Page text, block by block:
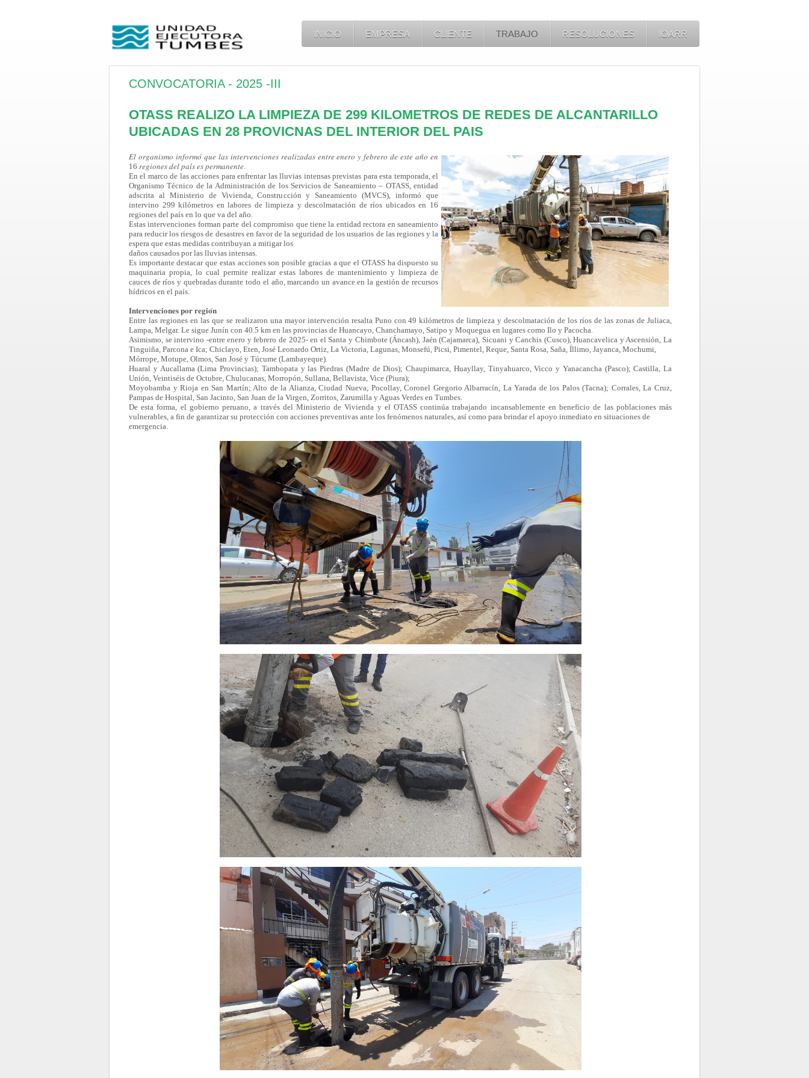
INICIO EMPRESA CLIENTE TRABAJO RESOLUCIONES IOARR
CONVOCATORIA - 2025 -III
OTASS REALIZO LA LIMPIEZA DE 299 KILOMETROS DE REDES DE ALCANTARILLO
UBICADAS EN 28 PROVICNAS DEL INTERIOR DEL PAIS
𝐸𝑙 𝑜𝑟𝑔𝑎𝑛𝑖𝑠𝑚𝑜 𝑖𝑛𝑓𝑜𝑟𝑚𝑜́ 𝑞𝑢𝑒 𝑙𝑎𝑠 𝑖𝑛𝑡𝑒𝑟𝑣𝑒𝑛𝑐𝑖𝑜𝑛𝑒𝑠 𝑟𝑒𝑎𝑙𝑖𝑧𝑎𝑑𝑎𝑠 𝑒𝑛𝑡𝑟𝑒 𝑒𝑛𝑒𝑟𝑜 𝑦 𝑓𝑒𝑏𝑟𝑒𝑟𝑜 𝑑𝑒 𝑒𝑠𝑡𝑒 𝑎𝑛̃𝑜 𝑒𝑛
16 𝑟𝑒𝑔𝑖𝑜𝑛𝑒𝑠 𝑑𝑒𝑙 𝑝𝑎𝑖́𝑠 𝑒𝑠 𝑝𝑒𝑟𝑚𝑎𝑛𝑒𝑛𝑡𝑒.
En el marco de las acciones para enfrentar las lluvias intensas previstas para esta temporada, el
Organismo Técnico de la Administración de los Servicios de Saneamiento – OTASS, entidad
adscrita al Ministerio de Vivienda, Construcción y Saneamiento (MVCS), informó que
intervino 299 kilómetros en labores de limpieza y descolmatación de ríos ubicados en 16
regiones del país en lo que va del año.
Estas intervenciones forman parte del compromiso que tiene la entidad rectora en saneamiento
para reducir los riesgos de desastres en favor de la seguridad de los usuarios de las regiones y la
espera que estas medidas contribuyan a mitigar los
daños causados por las lluvias intensas.
Es importante destacar que estas acciones son posible gracias a que el OTASS ha dispuesto su
maquinaria propia, lo cual permite realizar estas labores de mantenimiento y limpieza de
cauces de ríos y quebradas durante todo el año, marcando un avance en la gestión de recursos
hídricos en el país.
𝐈𝐧𝐭𝐞𝐫𝐯𝐞𝐧𝐜𝐢𝐨𝐧𝐞𝐬 𝐩𝐨𝐫 𝐫𝐞𝐠𝐢𝐨́𝐧
Entre las regiones en las que se realizaron una mayor intervención resalta Puno con 49 kilómetros de limpieza y descolmatación de los ríos de las zonas de Juliaca,
Lampa, Melgar. Le sigue Junín con 40.5 km en las provincias de Huancayo, Chanchamayo, Satipo y Moquegua en lugares como Ilo y Pacocha.
Asimismo, se intervino -entre enero y febrero de 2025- en el Santa y Chimbote (Áncash), Jaén (Cajamarca), Sicuani y Canchis (Cusco), Huancavelica y Ascensión, La
Tinguiña, Parcona e Ica; Chiclayo, Eten, José Leonardo Ortiz, La Victoria, Lagunas, Monsefú, Picsi, Pimentel, Reque, Santa Rosa, Saña, Íllimo, Jayanca, Mochumi,
Mórrope, Motupe, Olmos, San José y Túcume (Lambayeque).
Huaral y Aucallama (Lima Provincias); Tambopata y las Piedras (Madre de Dios); Chaupimarca, Huayllay, Tinyahuarco, Vicco y Yanacancha (Pasco); Castilla, La
Unión, Veintiséis de Octubre, Chulucanas, Morropón, Sullana, Bellavista, Vice (Piura);
Moyobamba y Rioja en San Martín; Alto de la Alianza, Ciudad Nueva, Pocollay, Coronel Gregorio Albarracín, La Yarada de los Palos (Tacna); Corrales, La Cruz,
Pampas de Hospital, San Jacinto, San Juan de la Virgen, Zorritos, Zarumilla y Aguas Verdes en Tumbes.
De esta forma, el gobierno peruano, a través del Ministerio de Vivienda y el OTASS continúa trabajando incansablemente en beneficio de las poblaciones más
vulnerables, a fin de garantizar su protección con acciones preventivas ante los fenómenos naturales, así como para brindar el apoyo inmediato en situaciones de
emergencia.